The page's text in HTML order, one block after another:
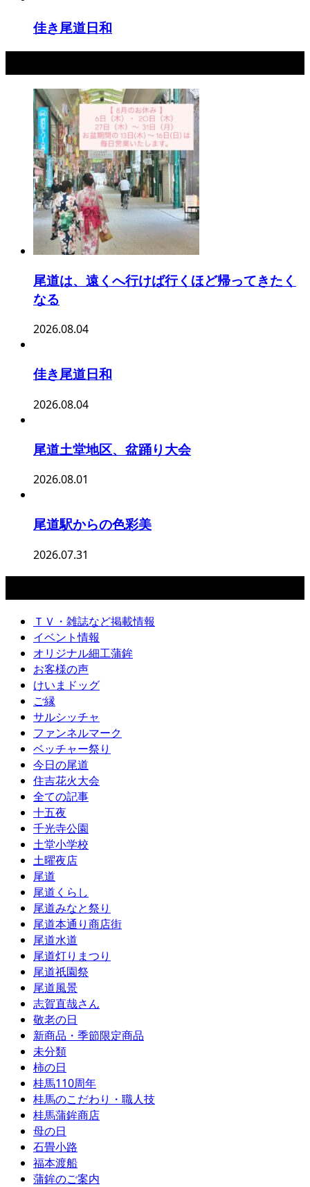
佳き尾道日和
尾道は、遠くへ行けば行くほど帰ってきたく
なる
2026.08.04
佳き尾道日和
2026.08.04
尾道土堂地区、盆踊り大会
2026.08.01
尾道駅からの色彩美
2026.07.31
ＴＶ・雑誌など掲載情報
イベント情報
オリジナル細工蒲鉾
お客様の声
けいまドッグ
ご縁
サルシッチャ
ファンネルマーク
ベッチャー祭り
今日の尾道
住吉花火大会
全ての記事
十五夜
千光寺公園
土堂小学校
土曜夜店
尾道
尾道くらし
尾道みなと祭り
尾道本通り商店街
尾道水道
尾道灯りまつり
尾道祇園祭
尾道風景
志賀直哉さん
敬老の日
新商品・季節限定商品
未分類
柿の日
桂馬110周年
桂馬のこだわり・職人技
桂馬蒲鉾商店
母の日
石畳小路
福本渡船
蒲鉾のご案内